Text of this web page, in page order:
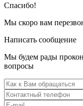
Спасибо!
Мы скоро вам
Написать сообщение
Мы будем рады
вопросы